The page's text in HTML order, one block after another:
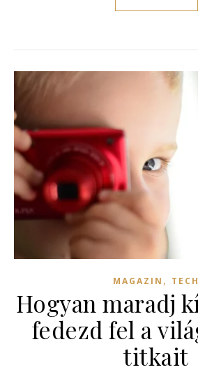
MAGAZIN , TECH
Hogyan maradj
fedezd fel a
titkait